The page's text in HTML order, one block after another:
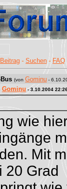
- Suchen - FAQ
(von Gominu -
Gominu - 3.10.2004
wie
Mit
20 Grad